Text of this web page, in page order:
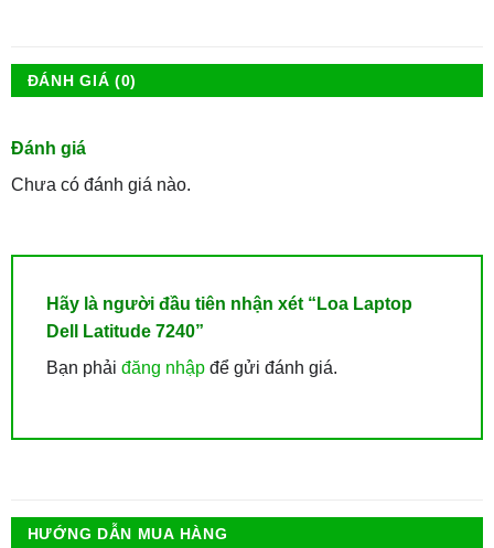
ĐÁNH GIÁ (0)
Đánh giá
Chưa có đánh giá nào.
Hãy là người đầu tiên nhận xét “Loa Laptop
Dell Latitude 7240”
Bạn phải đăng nhậpđể gửi đánh giá.
HƯỚNG DẪN MUA HÀNG